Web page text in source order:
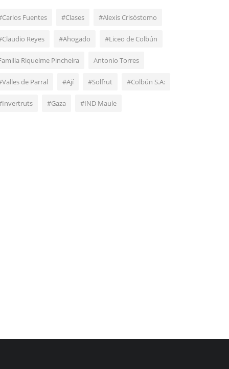
Fuentes #Clases #Alexis Crisóstomo
Reyes #Ahogado #Liceo de Colbún
Riquelme Pincheira Antonio Torres
de Parral #Ají #Solfrut #Colbún S.A:
#Gaza #IND Maule